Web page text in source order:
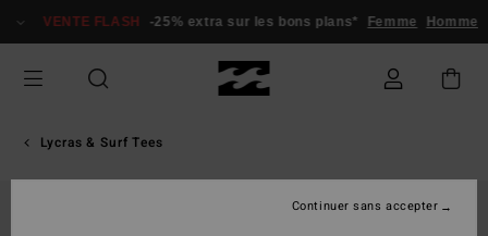
VENTE FLASH -25% extra sur les bons plans* Femme Homme
Lycras & Surf Tees
Continuer sans accepter